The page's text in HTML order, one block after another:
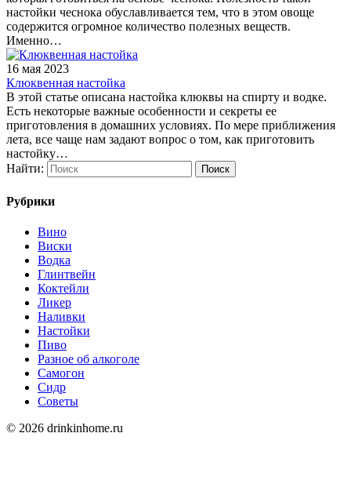
настойки чеснока обуславливается тем, что в этом овоще
содержится огромное количество полезных веществ.
Именно…
16 мая 2023
Клюквенная настойка
В этой статье описана настойка клюквы на спирту и водке.
Есть некоторые важные особенности и секреты ее
приготовления в домашних условиях. По мере приближения
лета, все чаще нам задают вопрос о том, как приготовить
настойку…
Найти:
Рубрики
Вино
Виски
Водка
Глинтвейн
Коктейли
Ликер
Наливки
Настойки
Пиво
Разное об алкоголе
Самогон
Сидр
Советы
© 2026 drinkinhome.ru